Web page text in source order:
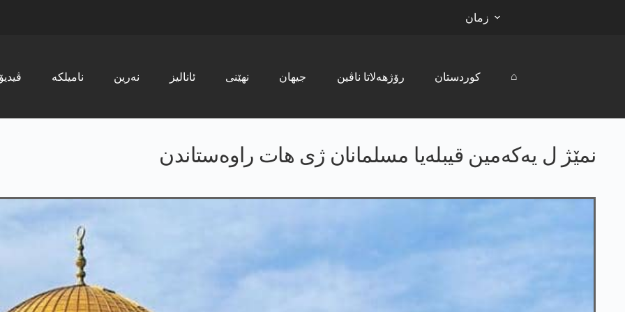
زمان
ڤیدیۆ نامیلکە نەرین ئانالیز نھێنی جیھان رۆژھەلاتا ناڤین کوردستان ⌂
نمێژ ل یەکەمین قیبلەیا مسلمانان ژی هات راوەستاندن